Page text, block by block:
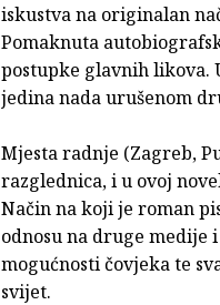
iskustva na originalan
Pomaknuta
postupke glavnih likova.
jedina nada urušenom
Mjesta radnje (Zagreb,
razglednica, i u ovoj
Način na koji je roman
odnosu na druge medije
mogućnosti čovjeka te
svijet.